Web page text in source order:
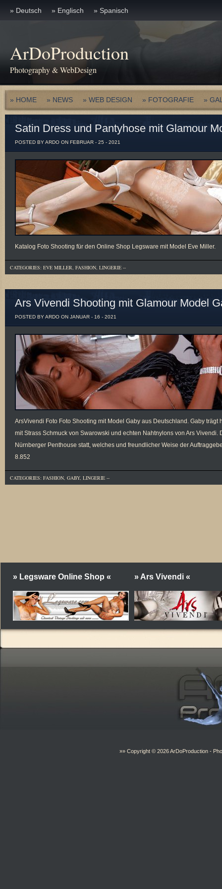
» Deutsch » Englisch » Spanisch
ArDoProduction
Photography & WebDesign
» HOME » NEWS » WEB DESIGN » FOTOGRAFIE »
Satin Dress und Pantyhose mit Glamour
POSTED BY ARDO ON FEBRUAR - 25 - 2021
Katalog Foto Shooting für den Online Shop Legsware mit Model Eve
CATEGORIES: EVE MILLER, FASHION, LINGERIE --
Ars Vivendi Shooting mit Glamour Model
POSTED BY ARDO ON JANUAR - 16 - 2021
ArsVivendi Foto Foto Shooting mit Model Gaby aus Deutschland. Gaby
mit Strass Schmuck von Swarowski und echten Nahtnylons von Ars
Nürnberger Penthouse statt, welches und freundlicher Weise der
8.852
CATEGORIES: FASHION, GABY, LINGERIE --
» Legsware Online Shop « » Ars Vivendi «
»» Copyright © 2026ArDoProduction -